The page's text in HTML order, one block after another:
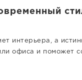
интерьера, а
офиса и поможет